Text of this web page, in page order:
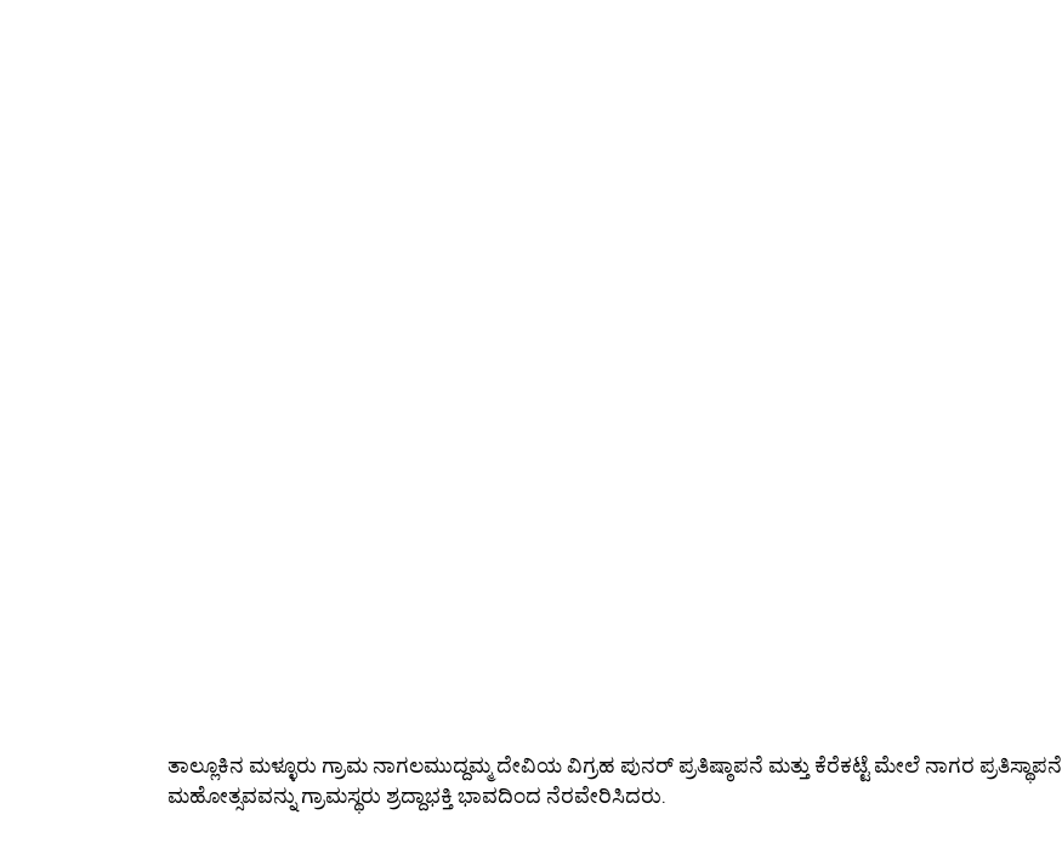
ತಾಲ್ಲೂಕಿನ ಮಳ್ಳೂರು ಗ್ರಾಮ ನಾಗಲಮುದ್ದಮ್ಮ ದೇವಿಯ ವಿಗ್ರಹ ಪುನರ್ ಪ್ರತಿಷ್ಠಾಪನೆ ಮತ್ತು ಕೆರೆಕಟ್ಟೆ ಮೇಲೆ ನಾಗರ ಪ್ರತಿಸ್ಥಾಪನೆ
ಮಹೋತ್ಸವವನ್ನು ಗ್ರಾಮಸ್ಥರು ಶ್ರದ್ದಾಭಕ್ತಿ ಭಾವದಿಂದ ನೆರವೇರಿಸಿದರು.